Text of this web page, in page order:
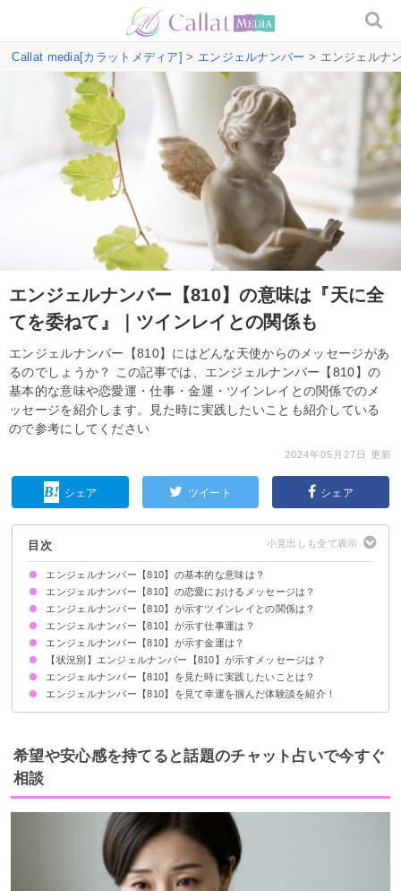
Callat media[カラットメディア] > エンジェルナンバー > エンジェルナ
エンジェルナンバー【810】の意味は『天に全
てを委ねて』｜ツインレイとの関係も
エンジェルナンバー【810】にはどんな天使からのメッセージがあ
るのでしょうか？ この記事では、エンジェルナンバー【810】の
基本的な意味や恋愛運・仕事・金運・ツインレイとの関係でのメ
ッセージを紹介します。見た時に実践したいことも紹介している
ので参考にしてください
2024年05月27日 更新
シェア ツイート シェア
目次
エンジェルナンバー【810】の基本的な意味は？
天があなたをサポートしています
安心して前に進みましょう
エンジェルナンバー【810】の恋愛におけるメッセージは？
片思いしている時
復縁したい時
恋人との関係について
エンジェルナンバー【810】が示すツインレイとの関係は？
相手との絆を信じましょう
サイレント期間の場合
エンジェルナンバー【810】が示す仕事運は？
エンジェルナンバー【810】が示す金運は？
【状況別】エンジェルナンバー【810】が示すメッセージは？
何度も【810】を見る場合
時計で【810】を見る場合
車のナンバープレートで【810】を見る場合
エンジェルナンバー【810】を見た時に実践したいことは？
アファメーションを行う
直感に従って行動する
エンジェルナンバー【810】を見て幸運を掴んだ体験談を紹介！
新たな職場でリーダーを引き受けた
健康に対する意識が変わった
友人との関係が深まった
希望や安心感を持てると話題のチャット占いで今すぐ
相談